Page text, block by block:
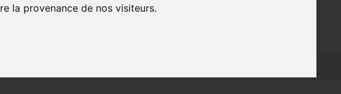
la provenance de nos visiteurs.